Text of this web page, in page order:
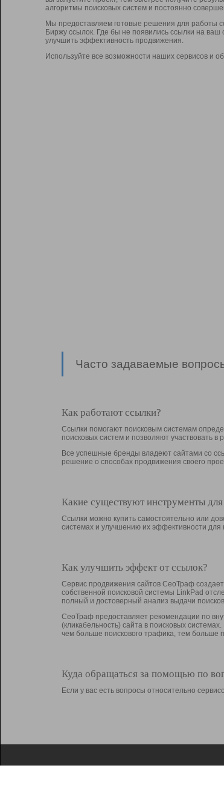
алгоритмы поисковых систем и постоянно
Мы предоставляем готовые решения для работы
Биржу ссылок. Где бы не появились ссылки на
улучшить эффективность продвижения.
Используйте все возможности наших сервисов и
Часто задаваемые
Как работают ссылки?
Ссылки помогают поисковым системам
поисковых систем и позволяют участвовать
Все успешные бренды владеют сайтами со
решение о способах продвижения своего
Какие существуют инструменты
Ссылки можно купить самостоятельно или
системах и улучшению их эффективности для
Как улучшить эффект от ссылок?
Сервис продвижения сайтов СеоТраф
собственной поисковой системы LinkPad
полный и достоверный анализ выдачи
СеоТраф предоставляет рекомендации по
(кликабельность) сайта в поисковых
чем больше поискового трафика, тем
Куда обращаться за помощью по
Если у вас есть вопросы относительно